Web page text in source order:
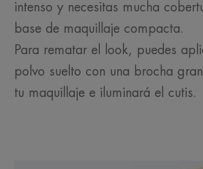
intenso y necesitas mucha
base de maquillaje compacta.
Para rematar el look, puedes
polvo suelto con una brocha
tu maquillaje e iluminará el cutis.